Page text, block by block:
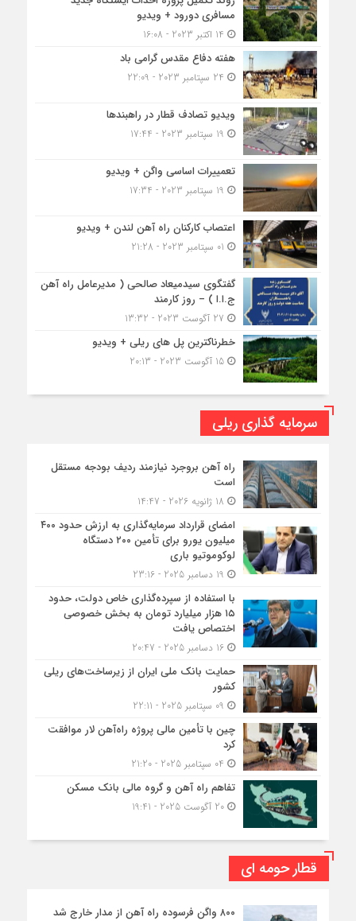
مسافری دورود + ویدیو
هفته دفاع مقدس گرامی باد
ویدیو تصادف قطار در راهبندها
تعمییرات اساسی واگن + ویدیو
اعتصاب کارکنان راه آهن لندن + ویدیو
گفتگوی سیدمیعاد صالحی ( مدیرعامل راه آهن
ج.ا.ا ) – روز کارمند
خطرناکترین پل های ریلی + ویدیو
15 آگوست 2023 - 20:13
سرمایه گذاری ریلی
راه آهن بروجرد نیازمند ردیف بودجه مستقل
است
امضای قرارداد سرمایه‌گذاری به ارزش حدود ۴۰۰
میلیون یورو برای تأمین ۲۰۰ دستگاه
لوکوموتیو باری
با استفاده از سپرده‌گذاری خاص دولت، حدود
۱۵ هزار میلیارد تومان به بخش خصوصی
اختصاص یافت
16 دسامبر 2025 - 20:47
حمایت بانک ملی ایران از زیرساخت‌های ریلی
کشور
چین با تأمین مالی پروژه راه‌آهن لار موافقت
کرد
تفاهم راه آهن و گروه مالی بانک مسکن
20 آگوست 2025 - 19:41
قطار حومه ای
۸۰۰ واگن فرسوده راه آهن از مدار خارج شد